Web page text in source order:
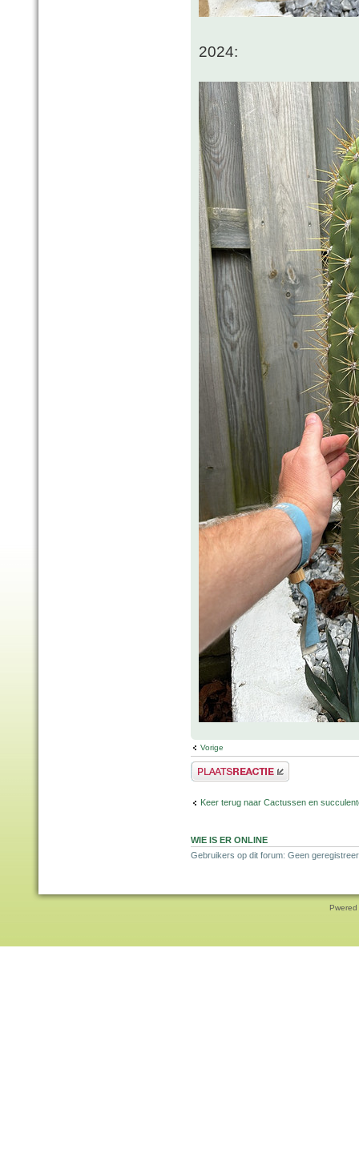
2024:
Vorige
Plaats een reactie
Keer terug naar Cactussen en
WIE IS ER ONLINE
Gebruikers op dit forum: Geen